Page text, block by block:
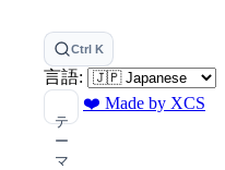
Ctrl K
言語:
テ
ー
マ
❤️ Made by XCS